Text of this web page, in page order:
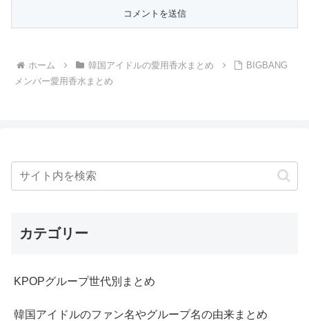
ホーム 韓国アイドルの愛用香水まとめ
BIGBANG
メンバー愛用香水まとめ
カテゴリー
KPOPグループ世代別まとめ
韓国アイドルのファン名やグループ名の由来まとめ